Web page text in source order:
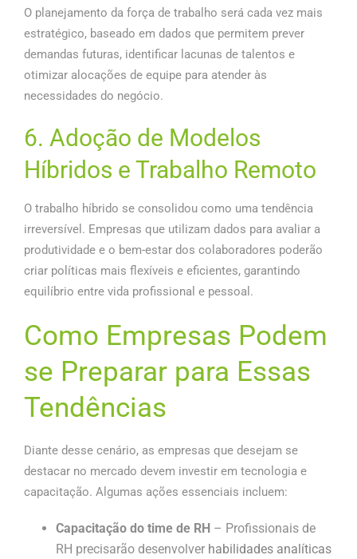
O planejamento da força de trabalho será cada vez mais
estratégico, baseado em dados que permitem prever
demandas futuras, identificar lacunas de talentos e
otimizar alocações de equipe para atender às
necessidades do negócio.
6. Adoção de Modelos
Híbridos e Trabalho Remoto
O trabalho híbrido se consolidou como uma tendência
irreversível. Empresas que utilizam dados para avaliar a
produtividade e o bem-estar dos colaboradores poderão
criar políticas mais flexíveis e eficientes, garantindo
equilíbrio entre vida profissional e pessoal.
Como Empresas Podem
se Preparar para Essas
Tendências
Diante desse cenário, as empresas que desejam se
destacar no mercado devem investir em tecnologia e
capacitação. Algumas ações essenciais incluem:
Capacitação do time de RH – Profissionais de
RH precisarão desenvolver habilidades analíticas